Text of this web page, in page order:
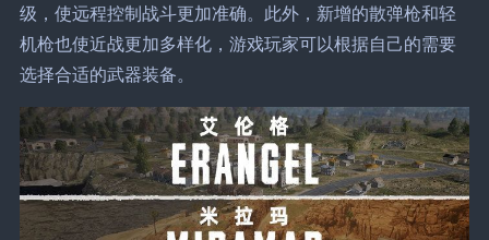
级，使远程控制战斗更加准确。此外，新增的散弹枪和轻
机枪也使近战更加多样化，游戏玩家可以根据自己的需要
选择合适的武器装备。